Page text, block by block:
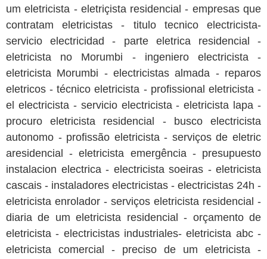
um eletricista - eletriçista residencial - empresas que
contratam eletricistas - titulo tecnico electricista-
servicio electricidad - parte eletrica residencial -
eletricista no Morumbi - ingeniero electricista -
eletricista Morumbi - electricistas almada - reparos
eletricos - técnico eletricista - profissional eletricista -
el electricista - servicio electricista - eletricista lapa -
procuro eletricista residencial - busco electricista
autonomo - profissão eletricista - serviços de eletric
aresidencial - eletricista emergência - presupuesto
instalacion electrica - electricista soeiras - eletricista
cascais - instaladores electricistas - electricistas 24h -
eletricista enrolador - serviços eletricista residencial -
diaria de um eletricista residencial - orçamento de
eletricista - electricistas industriales- eletricista abc -
eletricista comercial - preciso de um eletricista -